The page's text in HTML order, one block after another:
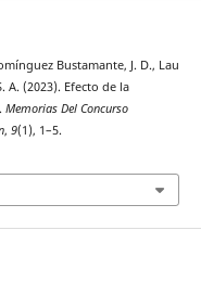
Bustamante, J. D., Lau
A. (2023). Efecto de la
Memorias Del Concurso
, 9(1), 1–5.